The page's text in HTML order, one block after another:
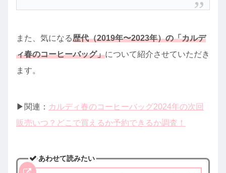
また、気になる歴代（2019年〜2023年）の「カルデ
ィ春のコーヒーバッグ」について紹介させていただき
ます。
▶︎関連： カルディ春のコーヒーバッグ2024年の次回
販売いつ？どこで買えるか予約できるか調査！
あわせて読みたい